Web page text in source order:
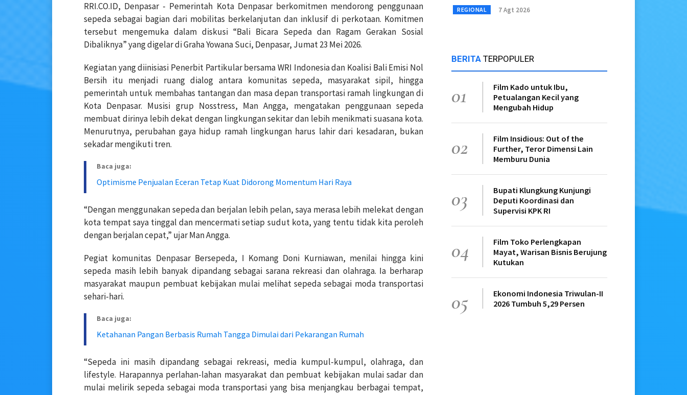
RRI.CO.ID, Denpasar - Pemerintah Kota Denpasar berkomitmen mendorong penggunaan
sepeda sebagai bagian dari mobilitas berkelanjutan dan inklusif di perkotaan. Komitmen
tersebut mengemuka dalam diskusi “Bali Bicara Sepeda dan Ragam Gerakan Sosial
Dibaliknya” yang digelar di Graha Yowana Suci, Denpasar, Jumat 23 Mei 2026.
Kegiatan yang diinisiasi Penerbit Partikular bersama WRI Indonesia dan Koalisi Bali Emisi Nol
Bersih itu menjadi ruang dialog antara komunitas sepeda, masyarakat sipil, hingga
pemerintah untuk membahas tantangan dan masa depan transportasi ramah lingkungan di
Kota Denpasar. Musisi grup Nosstress, Man Angga, mengatakan penggunaan sepeda
membuat dirinya lebih dekat dengan lingkungan sekitar dan lebih menikmati suasana kota.
Menurutnya, perubahan gaya hidup ramah lingkungan harus lahir dari kesadaran, bukan
sekadar mengikuti tren.
Baca juga:
Optimisme Penjualan Eceran Tetap Kuat Didorong Momentum Hari Raya
“Dengan menggunakan sepeda dan berjalan lebih pelan, saya merasa lebih melekat dengan
kota tempat saya tinggal dan mencermati setiap sudut kota, yang tentu tidak kita peroleh
dengan berjalan cepat,” ujar Man Angga.
Pegiat komunitas Denpasar Bersepeda, I Komang Doni Kurniawan, menilai hingga kini
sepeda masih lebih banyak dipandang sebagai sarana rekreasi dan olahraga. Ia berharap
masyarakat maupun pembuat kebijakan mulai melihat sepeda sebagai moda transportasi
sehari-hari.
Baca juga:
Ketahanan Pangan Berbasis Rumah Tangga Dimulai dari Pekarangan Rumah
“Sepeda ini masih dipandang sebagai rekreasi, media kumpul-kumpul, olahraga, dan
lifestyle. Harapannya perlahan-lahan masyarakat dan pembuat kebijakan mulai sadar dan
mulai melirik sepeda sebagai moda transportasi yang bisa menjangkau berbagai tempat,
REGIONAL 7 Agt 2026
BERITA TERPOPULER
01
Film Kado untuk Ibu,
Petualangan Kecil yang
Mengubah Hidup
02
Film Insidious: Out of the
Further, Teror Dimensi Lain
Memburu Dunia
03
Bupati Klungkung Kunjungi
Deputi Koordinasi dan
Supervisi KPK RI
04
Film Toko Perlengkapan
Mayat, Warisan Bisnis Berujung
Kutukan
05
Ekonomi Indonesia Triwulan-II
2026 Tumbuh 5,29 Persen